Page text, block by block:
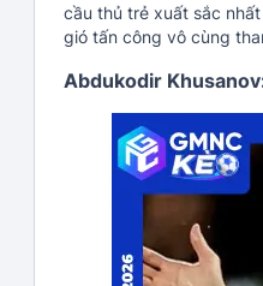
cầu thủ trẻ xuất sắc
gió tấn công vô cùng
Abdukodir